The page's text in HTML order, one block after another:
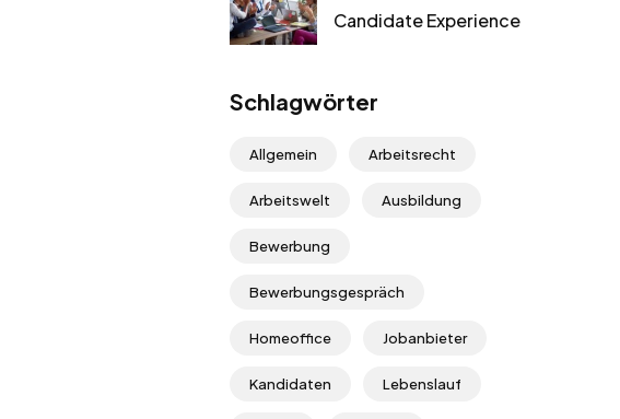
Candidate Experience
Schlagwörter
Allgemein Arbeitsrecht
Arbeitswelt Ausbildung
Bewerbung
Bewerbungsgespräch
Homeoffice Jobanbieter
Kandidaten Lebenslauf